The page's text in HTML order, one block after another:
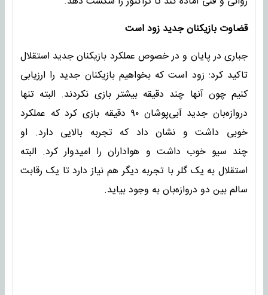
قضاوت بازیکنان جدید زود است
جباری در پایان و در خصوص عملکرد بازیکنان جدید استقلال
تاکید کرد: زود است که بخواهیم بازیکنان جدید را ارزیابی
کنیم چون آنها چند دقیقه بیشتر بازی نکردند. البته تنها
دروازه‌بان جدید آبی‌پوشان ۹۰ دقیقه بازی کرد که عملکرد
خوبی داشت و نشان داد که تجربه بالایی دارد. او
چند سیو خوب داشت و هواداران را امیدوار کرد. البته
استقلال به یک گلر با تجربه دیگر هم نیاز دارد تا یک رقابت
سالم بین دو دروازه‌بان به وجود بیاید.